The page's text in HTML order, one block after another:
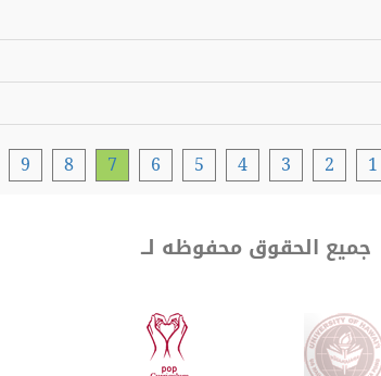
1
2
3
4
5
6
7
8
9
جميع الحقوق محفوظه لــ